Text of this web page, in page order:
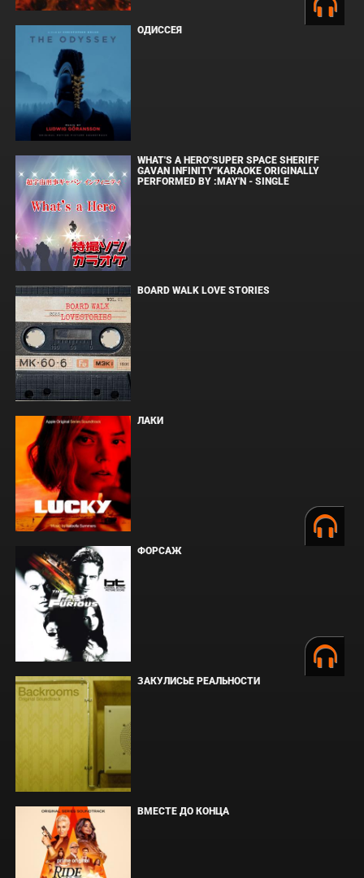
ОДИССЕЯ
WHAT'S A HERO"SUPER SPACE SHERIFF
GAVAN INFINITY"KARAOKE ORIGINALLY
PERFORMED BY :MAY'N - SINGLE
BOARD WALK LOVE STORIES
ЛАКИ
ФОРСАЖ
ЗАКУЛИСЬЕ РЕАЛЬНОСТИ
ВМЕСТЕ ДО КОНЦА